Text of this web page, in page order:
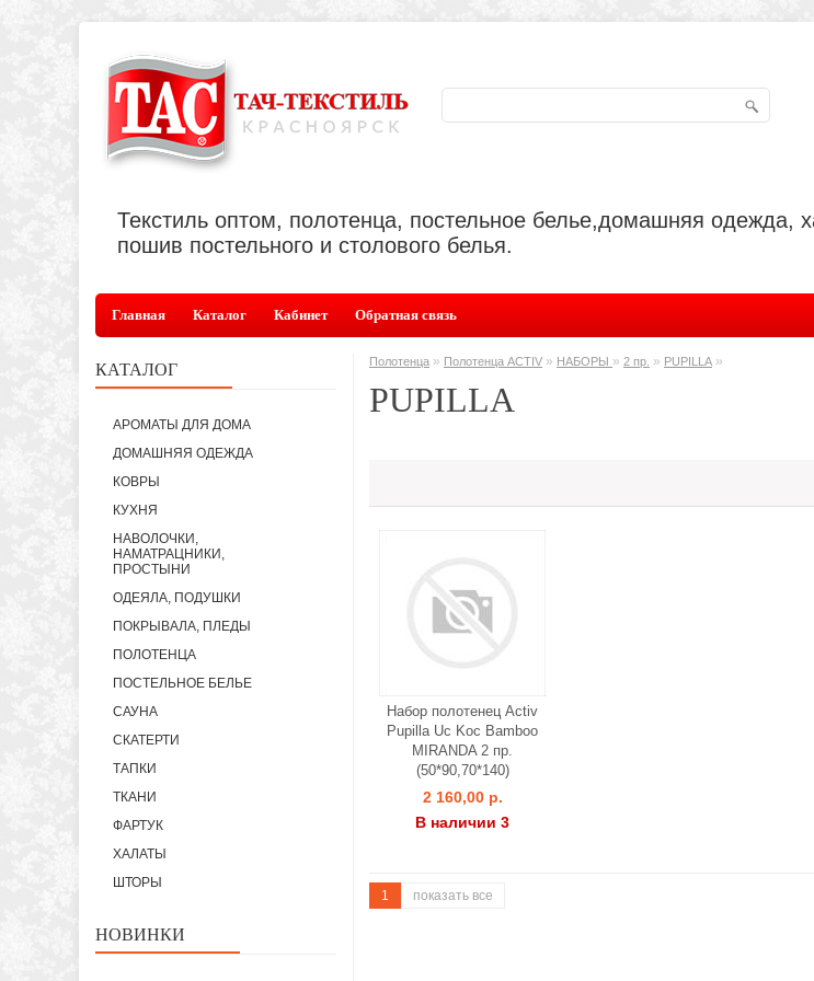
Текстиль оптом, полотенца, постельное белье,домашняя
пошив постельного и столового белья.
Главная Каталог Кабинет Обратная связь
КАТАЛОГ
АРОМАТЫ ДЛЯ ДОМА
ДОМАШНЯЯ ОДЕЖДА
КОВРЫ
КУХНЯ
НАВОЛОЧКИ,
НАМАТРАЦНИКИ,
ПРОСТЫНИ
ОДЕЯЛА, ПОДУШКИ
ПОКРЫВАЛА, ПЛЕДЫ
ПОЛОТЕНЦА
ПОСТЕЛЬНОЕ БЕЛЬЕ
САУНА
СКАТЕРТИ
ТАПКИ
ТКАНИ
ФАРТУК
ХАЛАТЫ
ШТОРЫ
НОВИНКИ
Полотенца » Полотенца ACTIV » НАБОРЫ » 2 пр. » PUPILLA »
PUPILLA
Набор полотенец Activ
Pupilla Uc Koc Bamboo
MIRANDA 2 пр.
(50*90,70*140)
2 160,00 р.
В наличии 3
1 показать все